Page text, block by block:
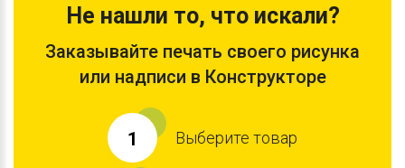
Не нашли то, что искали?
Заказывайте печать своего рисунка
или надписи в Конструкторе
1 Выберите товар